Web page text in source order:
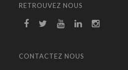
RETROUVEZ NOUS
CONTACTEZ NOUS